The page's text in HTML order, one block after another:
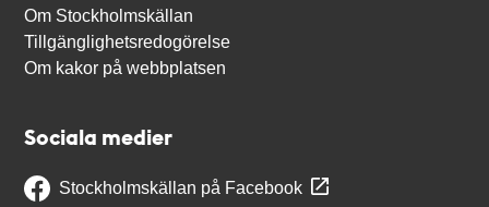
Om Stockholmskällan
Tillgänglighetsredogörelse
Om kakor på webbplatsen
Sociala medier
Stockholmskällan på Facebook